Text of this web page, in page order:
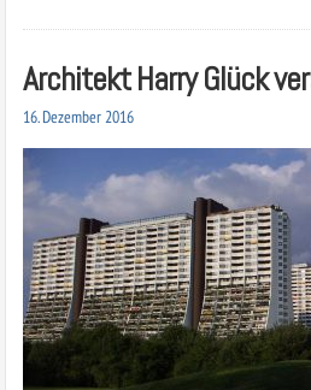
Architekt Harry Glück
16. Dezember 2016